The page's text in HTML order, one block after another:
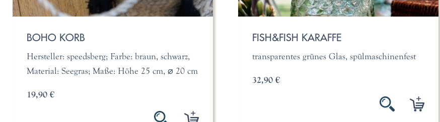
BOHO KORB
Hersteller: speedsberg; Farbe: braun, schwarz,
Material: Seegras; Maße: Höhe 25 cm, ⌀ 20 cm
19,90 €
FISH&FISH KARAFFE
transparentes grünes Glas, spülmaschinenfest
32,90 €